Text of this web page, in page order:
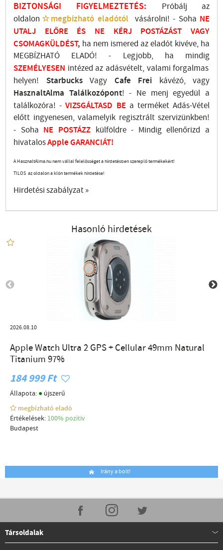
BIZTONSÁGI FIGYELMEZTETÉS:
Próbálj az
oldalon ☆megbízható eladótól vásárolni! - Soha NE
UTALJ ELŐRE ÉS NE KÉRJ POSTÁZÁST VAGY
CSOMAGKÜLDÉST, ha nem ismered az eladót kivéve, ha
MEGBÍZHATÓ ELADÓ! - Legjobb, ha mindig
SZEMÉLYESEN intézed az adásvételt, valami forgalmas
helyen! StarbucksVagy Cafe Frei kávézó, vagy
HasznaltAlma Találkozópont! - Ne menj egyedül a
találkozóra! - VIZSGÁLTASD BEa terméket Adás-Vétel
előtt ingyenesen, valamelyik regisztrált szervizünkben!
- Soha NE POSTÁZZ külföldre- Mindig ellenőrizd a
hivatalosApple GARANCIÁT!
A HasznaltAlma.hu nem vállal felelősséget a hirdetésben szereplő termékekért!
TILOS az oldalon a klón termékek hirdetése!
Hirdetési szabályzat »
Hasonló hirdetések
2026.08.10
Apple Watch Ultra 2 GPS + Cellular 49mm Natural
Titanium 97%
184 999 Ft
Állapota: ● újszerű
megbízható eladó
Értékelések: 100% pozítiv
Budapest
Irány a bolt!
Társoldalak